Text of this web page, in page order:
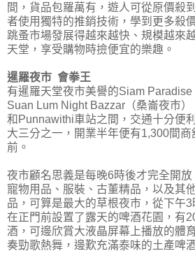
間，貨品包羅萬有，遊人可從原價殺
者使用獨特的推銷技術，學到更多殺
跳蚤市場發展得越來越快、規模越來
天堂，享受購物時撿便宜的樂趣。
暹羅夜市 會拳王
有暹羅天堂夜市美譽的Siam
Suan Lum Night Bazzar（桑崙夜市
和Punnawithi車站之間，交通十分便
大三分之一，開業半年便有1,300間
前。
夜市顧名思義是每晚6時後才完全開放
寵物用品、服裝、古董精品，以及其
品，可算是最大的草根夜市，從下午3
在正門前設置了露天的啤酒花園，有
酒，可邊欣賞大液晶屏幕上播放的體
奏勁歌熱舞，邊歎充滿泰味的土產啤